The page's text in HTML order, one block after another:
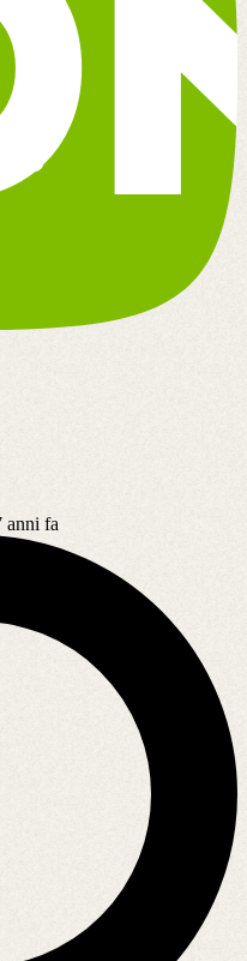
anni fa